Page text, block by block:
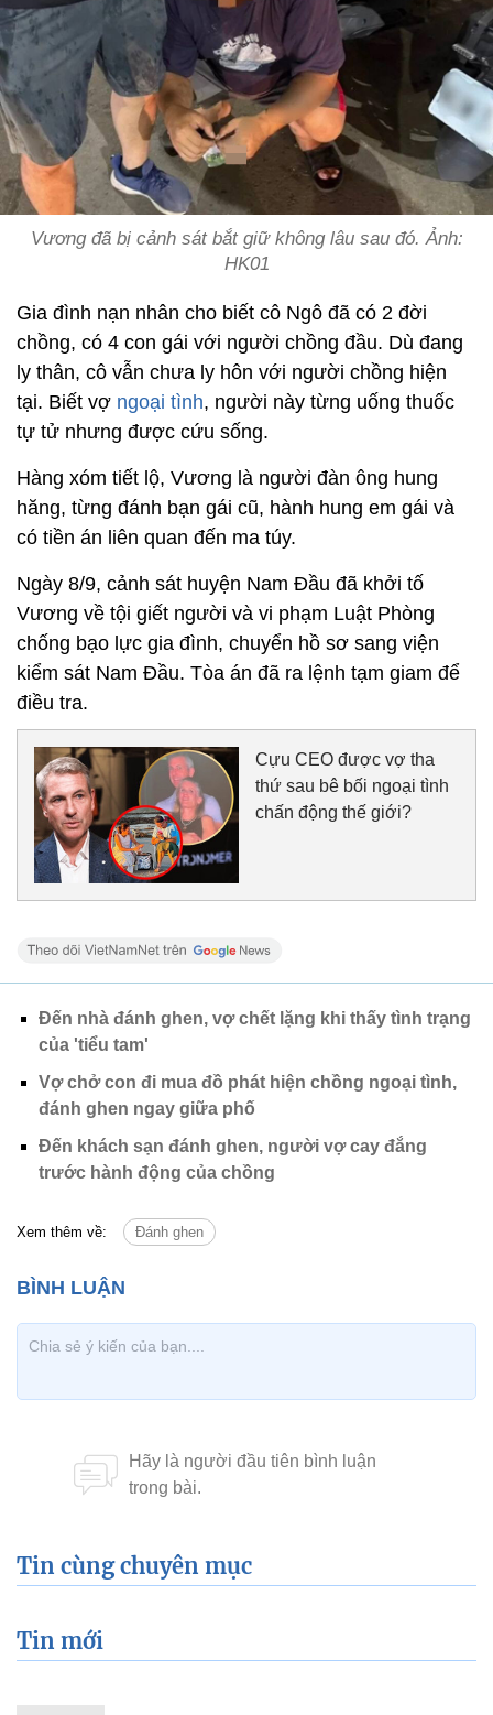
Vương đã bị cảnh sát bắt giữ không lâu sau đó. Ảnh:
HK01
Gia đình nạn nhân cho biết cô Ngô đã có 2 đời
chồng, có 4 con gái với người chồng đầu. Dù đang
ly thân, cô vẫn chưa ly hôn với người chồng hiện
tại. Biết vợ ngoại tình, người này từng uống thuốc
tự tử nhưng được cứu sống.
Hàng xóm tiết lộ, Vương là người đàn ông hung
hăng, từng đánh bạn gái cũ, hành hung em gái và
có tiền án liên quan đến ma túy.
Ngày 8/9, cảnh sát huyện Nam Đầu đã khởi tố
Vương về tội giết người và vi phạm Luật Phòng
chống bạo lực gia đình, chuyển hồ sơ sang viện
kiểm sát Nam Đầu. Tòa án đã ra lệnh tạm giam để
điều tra.
Cựu CEO được vợ tha
thứ sau bê bối ngoại tình
chấn động thế giới?
Đến nhà đánh ghen, vợ chết lặng khi thấy tình trạng
của 'tiểu tam'
Vợ chở con đi mua đồ phát hiện chồng ngoại tình,
đánh ghen ngay giữa phố
Đến khách sạn đánh ghen, người vợ cay đắng
trước hành động của chồng
Xem thêm về: Đánh ghen
Tin cùng chuyên mục
Tin mới